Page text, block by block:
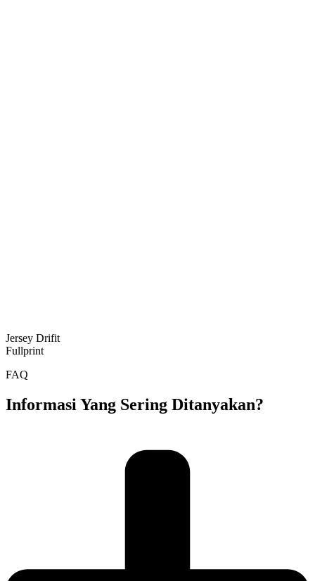
Jersey Drifit
Fullprint
FAQ
Informasi Yang Sering Ditanyakan?